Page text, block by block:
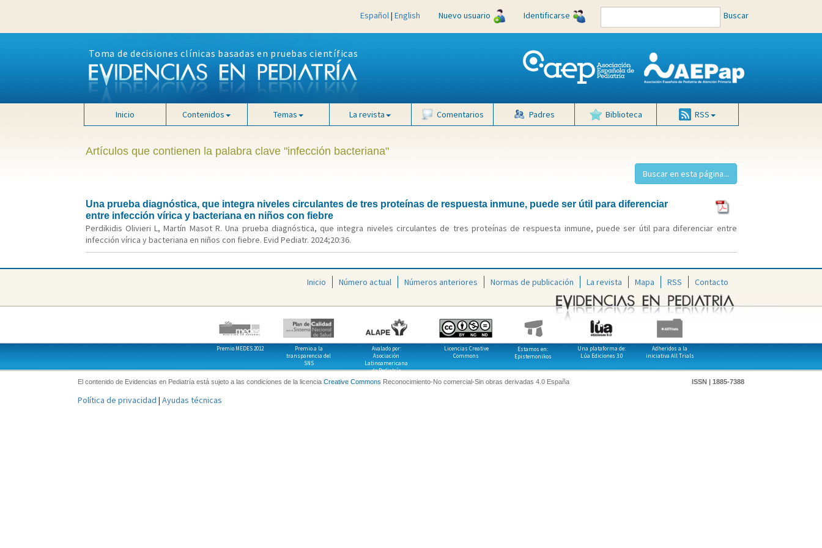
Español| English Nuevo usuario Identificarse Buscar
Toma de decisiones clínicas basadas en pruebas científicas
Inicio Contenidos Temas La revista Comentarios Padres Biblioteca RSS
Artículos que contienen la palabra clave "infección bacteriana"
Una prueba diagnóstica, que integra niveles circulantes de tres proteínas de respuesta inmune, puede ser útil para diferenciar
entre infección vírica y bacteriana en niños con fiebre
Perdikidis Olivieri L, Martín Masot R. Una prueba diagnóstica, que integra niveles circulantes de tres proteínas de respuesta inmune, puede ser útil para diferenciar entre
infección vírica y bacteriana en niños con fiebre. Evid Pediatr. 2024;20:36.
Inicio Número actual Números anteriores Normas de publicación La revista Mapa RSS Contacto
Premio MEDES 2012
Premio a la
transparencia del
SNS
Avalado por:
Asociación
Latinoamericana
de Pediatría
Licencias Creative
Commons
Estamos en:
Epistemonikos
Una plataforma de:
Lúa Ediciones 3.0
Adheridos a la
iniciativa All Trials
El contenido de Evidencias en Pediatría está sujeto a las condiciones de la licencia Creative Commons Reconocimiento-No comercial-Sin obras derivadas 4.0 España ISSN | 1885-7388
Política de privacidad | Ayudas técnicas